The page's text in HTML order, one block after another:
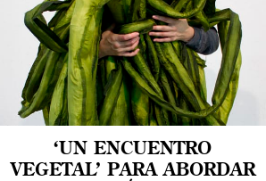
‘UN ENCUENTRO
VEGETAL’ PARA ABORDAR